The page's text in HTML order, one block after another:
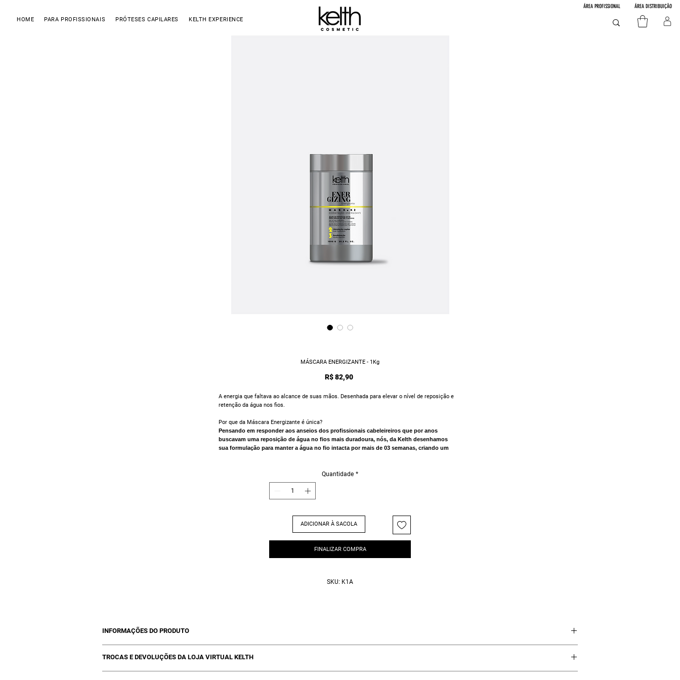
HOME PARA PROFISSIONAIS PRÓTESES CAPILARES KELTH EXPERIENCE
ÁREA DISTRIBUIÇÃO
ÁREA PROFISSIONAL
MÁSCARA ENERGIZANTE - 1Kg
R$ 82,90Preço
A energia que faltava ao alcance de suas mãos. Desenhada para elevar o nível de reposição e
retenção da água nos fios.
Por que da Máscara Energizante é única?
Pensando em responder aos anseios dos profissionais cabeleireiros que por anos
buscavam uma reposição de água no fios mais duradoura, nós, da Kelth desenhamos
sua formulação para manter a água no fio intacta por mais de 03 semanas, criando um
Quantidade *
ADICIONAR À SACOLA
FINALIZAR COMPRA
SKU: K1A
INFORMAÇÕES DO PRODUTO
TROCAS E DEVOLUÇÕES DA LOJA VIRTUAL KELTH